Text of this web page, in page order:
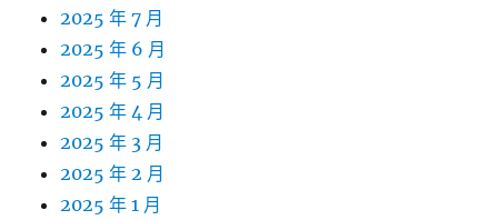
2025 年 7 月
2025 年 6 月
2025 年 5 月
2025 年 4 月
2025 年 3 月
2025 年 2 月
2025 年 1 月